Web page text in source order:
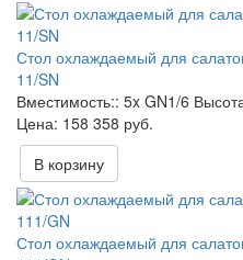
Стол охлаждаемый для
11/SN
Вместимость:: 5x GN1/6
158 358 руб.
В корзину
Стол охлаждаемый для